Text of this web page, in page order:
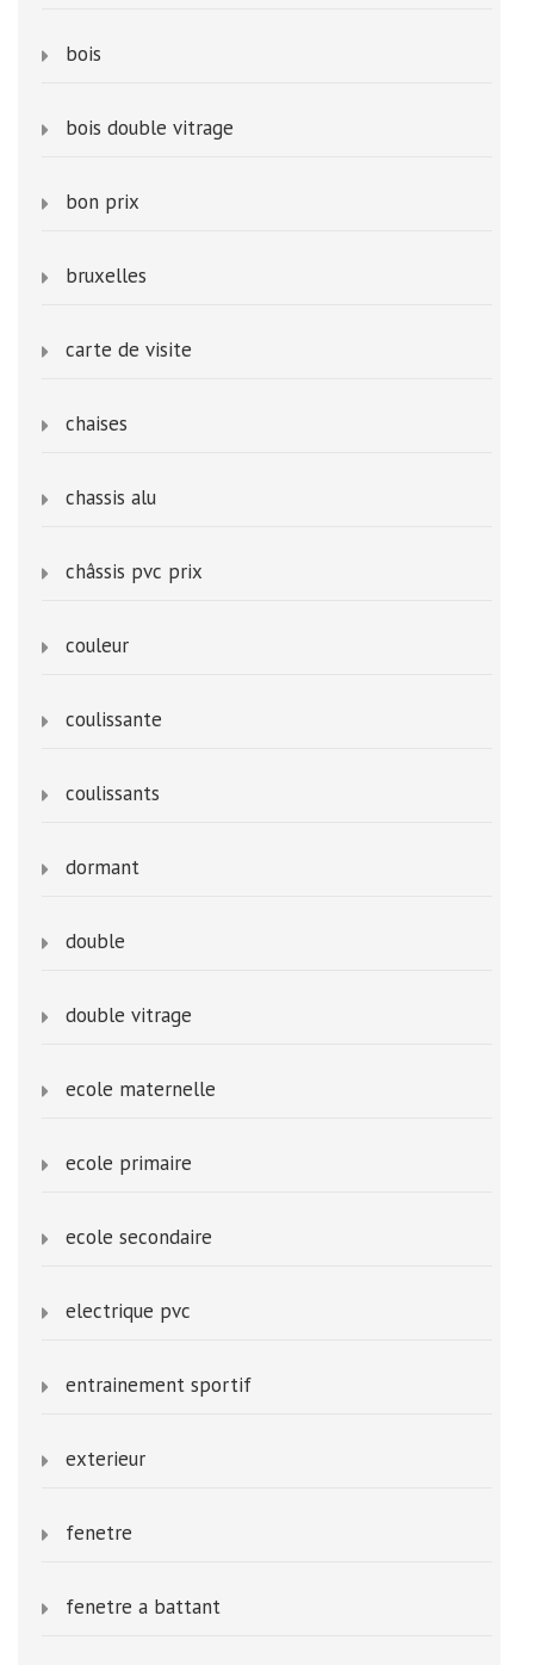
bois
bois double vitrage
bon prix
bruxelles
carte de visite
chaises
chassis alu
châssis pvc prix
couleur
coulissante
coulissants
dormant
double
double vitrage
ecole maternelle
ecole primaire
ecole secondaire
electrique pvc
entrainement sportif
exterieur
fenetre
fenetre a battant